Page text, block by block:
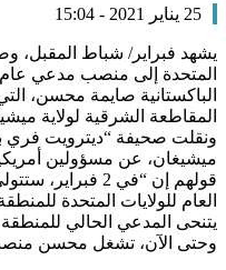
25 يناير 2021 - 15:04
يشهد فبراير/ شباط المقبل،
المتحدة إلى منصب مدعي عام
الباكستانية صايمة محسن،
المقاطعة الشرقية لولاية
ونقلت صحيفة “ديترويت فري
ميشيغان، عن مسؤولين
العام للولايات المتحدة
يتنحى المدعي الحالي للمنطقة
وحتى الآن، تشغل محسن منصب